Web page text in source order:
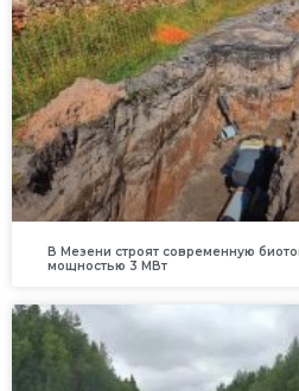
В Мезени строят современную
мощностью 3 МВт